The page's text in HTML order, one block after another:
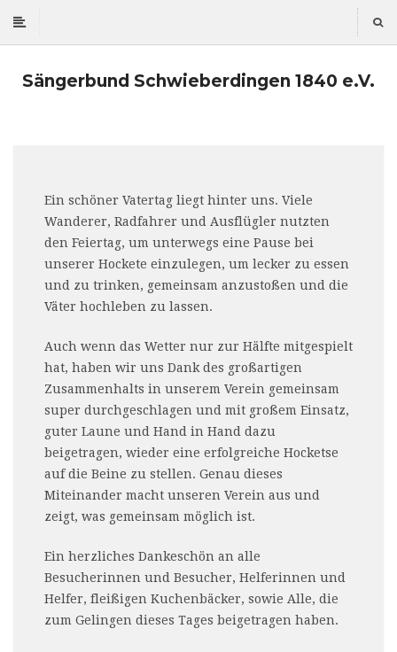
Sängerbund Schwieberdingen 1840 e.V.
Ein schöner Vatertag liegt hinter uns. Viele
Wanderer, Radfahrer und Ausflügler nutzten
den Feiertag, um unterwegs eine Pause bei
unserer Hockete einzulegen, um lecker zu essen
und zu trinken, gemeinsam anzustoßen und die
Väter hochleben zu lassen.
Auch wenn das Wetter nur zur Hälfte mitgespielt
hat, haben wir uns Dank des großartigen
Zusammenhalts in unserem Verein gemeinsam
super durchgeschlagen und mit großem Einsatz,
guter Laune und Hand in Hand dazu
beigetragen, wieder eine erfolgreiche Hocketse
auf die Beine zu stellen. Genau dieses
Miteinander macht unseren Verein aus und
zeigt, was gemeinsam möglich ist.
Ein herzliches Dankeschön an alle
Besucherinnen und Besucher, Helferinnen und
Helfer, fleißigen Kuchenbäcker, sowie Alle, die
zum Gelingen dieses Tages beigetragen haben.